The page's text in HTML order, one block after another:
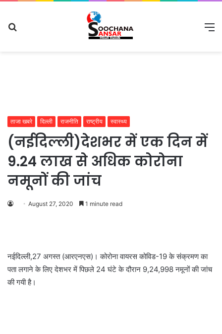
ताजा खबरे दिल्ली राजनीति राष्ट्रीय स्वास्थ्य
(नईदिल्ली)देशभर में एक दिन में
9.24 लाख से अधिक कोरोना
नमूनों की जांच
August 27, 2020 1 minute read
नईदिल्ली,27 अगस्त (आरएनएस)। कोरोना वायरस कोविड-19 के संक्रमण का
पता लगाने के लिए देशभर में पिछले 24 घंटे के दौरान 9,24,998 नमूनों की जांच
की गयी है।